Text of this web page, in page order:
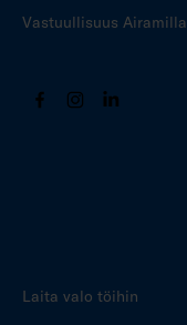
Vastuullisuus Airamilla
Laita valo töihin